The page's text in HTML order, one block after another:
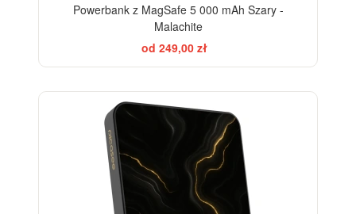
Powerbank z MagSafe 5 000 mAh Szary -
Malachite
od 249,00 zł